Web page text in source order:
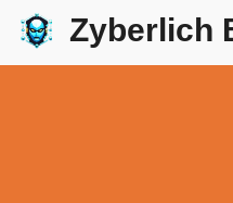
Zyberlich